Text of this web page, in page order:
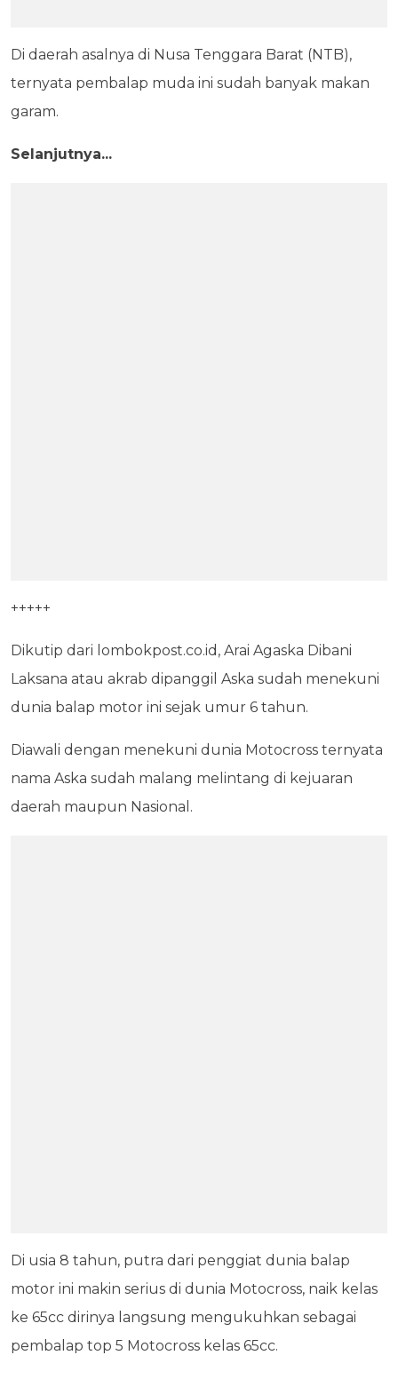
Di daerah asalnya di Nusa Tenggara Barat (NTB),
ternyata pembalap muda ini sudah banyak makan
garam.
Selanjutnya...
+++++
Dikutip dari lombokpost.co.id, Arai Agaska Dibani
Laksana atau akrab dipanggil Aska sudah menekuni
dunia balap motor ini sejak umur 6 tahun.
Diawali dengan menekuni dunia Motocross ternyata
nama Aska sudah malang melintang di kejuaran
daerah maupun Nasional.
Di usia 8 tahun, putra dari penggiat dunia balap
motor ini makin serius di dunia Motocross, naik kelas
ke 65cc dirinya langsung mengukuhkan sebagai
pembalap top 5 Motocross kelas 65cc.